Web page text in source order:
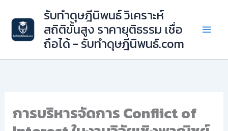
content
รับทำดุษฎีนิพนธ์ วิเคราะห์
สถิติขั้นสูง ราคายุติธรรม เชื่อ
ถือได้ - รับทำดุษฎีนิพนธ์.com
การบริหารจัดการ Conflict of